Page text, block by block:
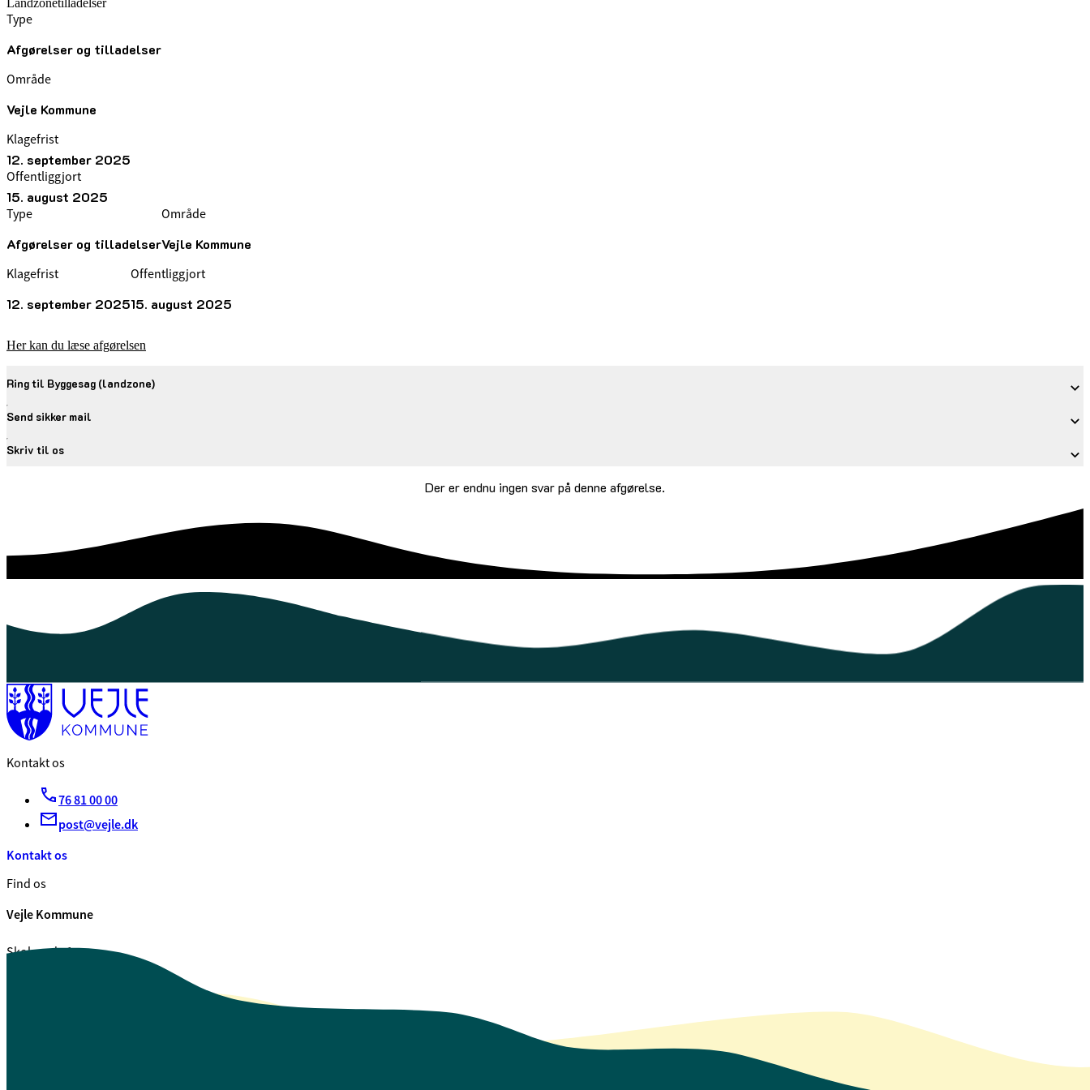
Landzonetilladelser
Type
Afgørelser og tilladelser
Område
Vejle Kommune
Klagefrist
12. september 2025
Offentliggjort
15. august 2025
Type
Afgørelser og tilladelser
Område
Vejle Kommune
Klagefrist
12. september 2025
Offentliggjort
15. august 2025
Her kan du læse afgørelsen
Ring til Byggesag (landzone)
Send sikker mail
Skriv til os
Der er endnu ingen svar på denne afgørelse.
Kontakt os
76 81 00 00
post@vejle.dk
Kontakt os
Find os
Vejle Kommune
Skolegade 1